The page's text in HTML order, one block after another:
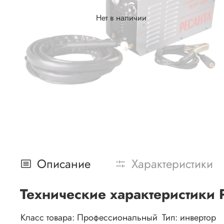
Нет в наличии
Описание Характеристики
Технические
Класс товара: Профессиональный Тип: инвертор